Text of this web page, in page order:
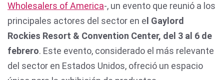
Wholesalers of America-, un evento que reunió a los
principales actores del sector en e l Gaylord
Rockies Resort & Convention Center, del 3 al 6 de
febrero. Este evento, considerado el más relevante
del sector en Estados Unidos, ofreció un espacio